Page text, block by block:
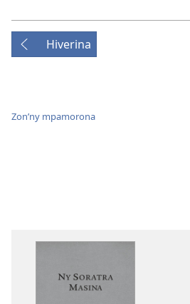
Hiverina
Zon’ny mpamorona